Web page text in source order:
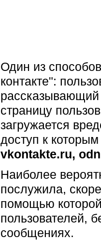
Один из
контакте":
страницу
загружается
доступ к
vkontakte.ru,
Наиболее
послужила,
помощью
пользователей,
сообщениях.